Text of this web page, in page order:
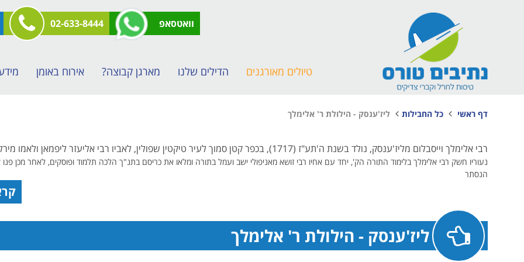
02-633-8444 וואטסאפ
טיולים מאורגנים הדילים שלנו מארגן קבוצה? אירוח באומן
דף ראשי כל החבילות ליז'ענסק - הילולת ר' אלימלך
רבי אלימלך וייסבלום מליז'ענסק, נולד בשנת ה'תע"ז (1717), בכפר קטן סמוך לעיר טיקטין שפולין, לאביו רבי אליעזר ליפמאן ולאמו מירל.
נעוריו חשק רבי אלימלך בלימוד התורה הק', יחד עם אחיו רבי זושא מאניפולי ישב ועמל בתורה ומלאו את כריסם בתנ"ך הלכה תלמוד ופוסקים, לאחר מכן
הנסתר
ליז'ענסק - הילולת ר' אלימלך